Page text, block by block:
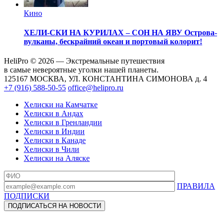
Кино
ХЕЛИ-СКИ НА КУРИЛАХ – СОН НА ЯВУ Острова-
вулканы, бескрайний океан и портовый колорит!
HeliPro © 2026 — Экстремальные путешествия
в самые невероятные уголки нашей планеты.
125167 МОСКВА, УЛ. КОНСТАНТИНА СИМОНОВА д. 4
+7 (916) 588-50-55 office@helipro.ru
Хелиски на Камчатке
Хелиски в Андах
Хелиски в Гренландии
Хелиски в Индии
Хелиски в Канаде
Хелиски в Чили
Хелиски на Аляске
ПРАВИЛА
ПОДПИСКИ